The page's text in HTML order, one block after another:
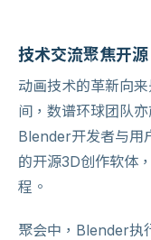
技术交流聚焦开
动画技术的革新向
间，数谱环球团队
Blender开发者与用
的开源3D创作软体
程。
聚会中，Blender执